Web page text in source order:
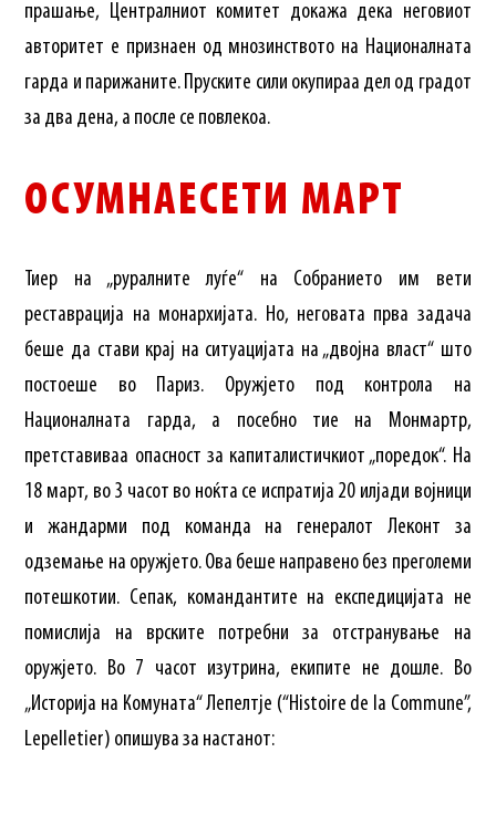
прашање, Централниот комитет докажа дека неговиот
авторитет е признаен од мнозинството на Националната
гарда и парижаните. Пруските сили окупираа дел од градот
за два дена, а после се повлекоа.
ОСУМНАЕСЕТИ МАРТ
Тиер на „руралните луѓе“ на Собранието им вети
реставрација на монархијата. Но, неговата прва задача
беше да стави крај на ситуацијата на „двојна власт“ што
постоеше во Париз. Оружјето под контрола на
Националната гарда, а посебно тие на Монмартр,
претставиваа опасност за капиталистичкиот „поредок“. На
18 март, во 3 часот во ноќта се испратија 20 илјади војници
и жандарми под команда на генералот Леконт за
одземање на оружјето. Ова беше направено без преголеми
потешкотии. Сепак, командантите на експедицијата не
помислија на врските потребни за отстранување на
оружјето. Во 7 часот изутрина, екипите не дошле. Во
„Историја на Комуната“ Лепелтје (“Histoire de la Commune”,
Lepelletier) опишува за настанот: